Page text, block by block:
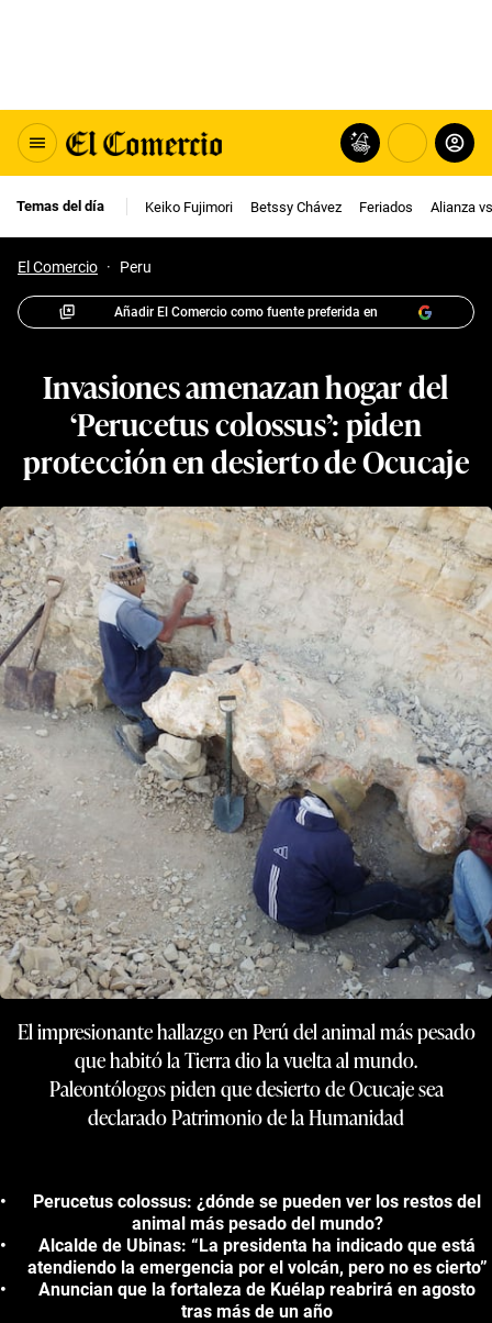
Temas del día Keiko Fujimori Betssy Chávez Feriados Alianza
El Comercio · Peru
Añadir El Comercio como fuente preferida en
Invasiones amenazan hogar del
‘Perucetus colossus’: piden
protección en desierto de Ocucaje
El impresionante hallazgo en Perú del animal más pesado
que habitó la Tierra dio la vuelta al mundo.
Paleontólogos piden que desierto de Ocucaje sea
declarado Patrimonio de la Humanidad
Perucetus colossus: ¿dónde se pueden ver los restos del
animal más pesado del mundo?
Alcalde de Ubinas: “La presidenta ha indicado que está
atendiendo la emergencia por el volcán, pero no es cierto”
Anuncian que la fortaleza de Kuélap reabrirá en agosto
tras más de un año